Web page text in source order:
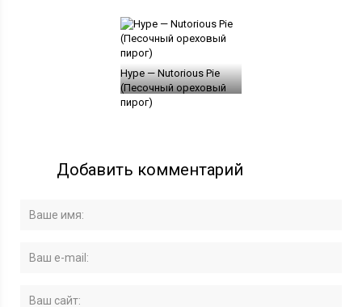
Hype — Nutorious Pie
(Песочный ореховый
пирог)
Добавить комментарий